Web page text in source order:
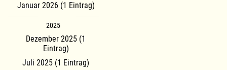
Januar 2026 (1 Eintrag)
2025
Dezember 2025 (1
Eintrag)
Juli 2025 (1 Eintrag)